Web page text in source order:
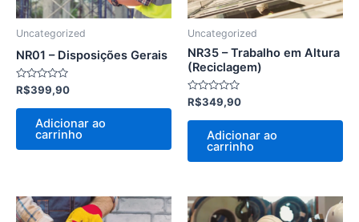
Uncategorized
NR01 – Disposições Gerais
Avaliação
0
de
R$399,90
Adicionar ao
carrinho
Uncategorized
NR35 – Trabalho em Altura
(Reciclagem)
Avaliação
0
de
R$349,90
Adicionar ao
carrinho